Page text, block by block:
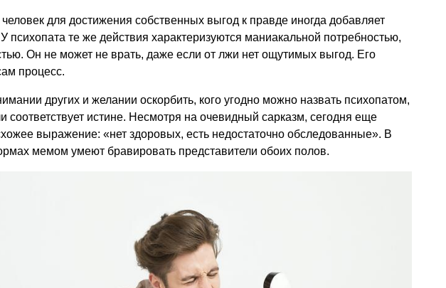
для достижения собственных выгод к правде иногда добавляет
психопата те же действия характеризуются маниакальной потребностью,
Он не может не врать, даже если от лжи нет ощутимых выгод. Его
процесс.
других и желании оскорбить, кого угодно можно назвать психопатом,
соответствует истине. Несмотря на очевидный сарказм, сегодня еще
выражение: «нет здоровых, есть недостаточно обследованные». В
мемом умеют бравировать представители обоих полов.